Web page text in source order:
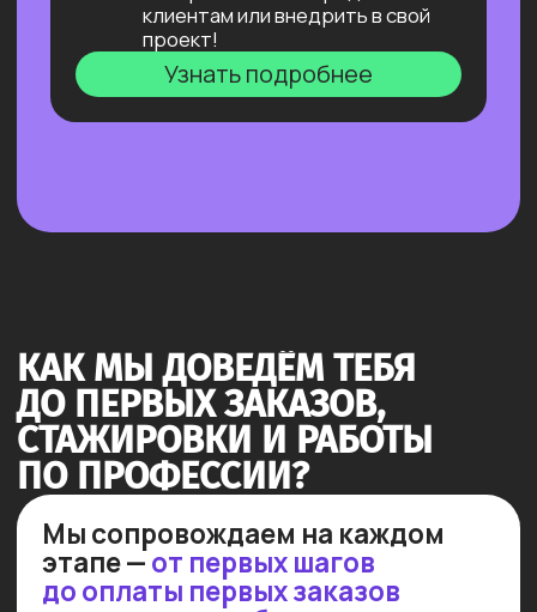
Результат: минимум рисков,
максимум фокуса на задаче.
Готовимся к интервью и тех.
на собеседовании и растущие
шансы на успех!
Стажируемся в реальных
проектах
Мы организуем стажировки для
чем 50 ведущих IT-компаниях.
30% стажировок заканчиваются
трудоустройством!